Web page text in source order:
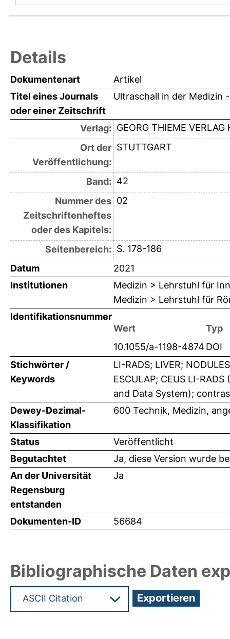
Details
Dokumentenart
Artikel
Titel eines Journals
oder einer Zeitschrift
Ultraschall in der Medizin
Verlag: GEORG THIEME VERLAG
Ort der
Veröffentlichung:
STUTTGART
Band: 42
Nummer des
Zeitschriftenheftes
oder des Kapitels:
02
Seitenbereich: S. 178-186
Datum
2021
Institutionen
Medizin > Lehrstuhl für
Medizin > Lehrstuhl für
Identifikationsnummer
Wert
Typ
10.1055/a-1198-4874 DOI
Stichwörter /
Keywords
LI-RADS; LIVER;
ESCULAP; CEUS LI-
and Data System);
Dewey-Dezimal-
Klassifikation
600 Technik, Medizin,
Status
Veröffentlicht
Begutachtet
Ja, diese Version wurde
An der Universität
Regensburg
entstanden
Ja
Dokumenten-ID 56684
Bibliographische Daten